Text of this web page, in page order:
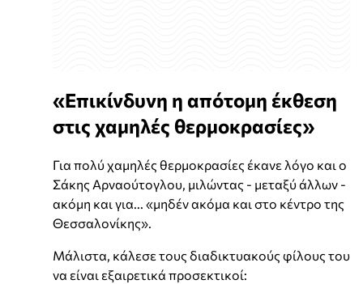
«Επικίνδυνη η απότομη έκθεση
στις χαμηλές θερμοκρασίες»
Για πολύ χαμηλές θερμοκρασίες έκανε λόγο και ο
Σάκης Αρναούτογλου, μιλώντας - μεταξύ άλλων -
ακόμη και για... «μηδέν ακόμα και στο κέντρο της
Θεσσαλονίκης».
Μάλιστα, κάλεσε τους διαδικτυακούς φίλους του
να είναι εξαιρετικά προσεκτικοί: